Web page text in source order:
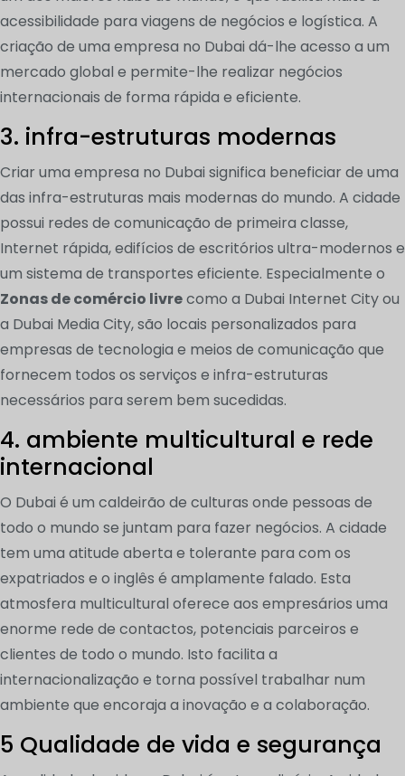
acessibilidade para viagens de negócios e logística. A
criação de uma empresa no Dubai dá-lhe acesso a um
mercado global e permite-lhe realizar negócios
internacionais de forma rápida e eficiente.
3. infra-estruturas modernas
Criar uma empresa no Dubai significa beneficiar de uma
das infra-estruturas mais modernas do mundo. A cidade
possui redes de comunicação de primeira classe,
Internet rápida, edifícios de escritórios ultra-modernos e
um sistema de transportes eficiente. Especialmente o
Zonas de comércio livrecomo a Dubai Internet City ou
a Dubai Media City, são locais personalizados para
empresas de tecnologia e meios de comunicação que
fornecem todos os serviços e infra-estruturas
necessários para serem bem sucedidas.
4. ambiente multicultural e rede
internacional
O Dubai é um caldeirão de culturas onde pessoas de
todo o mundo se juntam para fazer negócios. A cidade
tem uma atitude aberta e tolerante para com os
expatriados e o inglês é amplamente falado. Esta
atmosfera multicultural oferece aos empresários uma
enorme rede de contactos, potenciais parceiros e
clientes de todo o mundo. Isto facilita a
internacionalização e torna possível trabalhar num
ambiente que encoraja a inovação e a colaboração.
5 Qualidade de vida e segurança